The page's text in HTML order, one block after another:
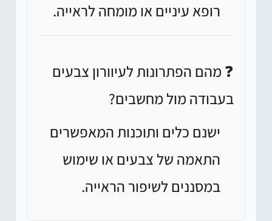
רופא עיניים או מומחה לראייה.
❓ מהם הפתרונות לעיוורון צבעים
בעבודה מול מחשבים?
ישנם כלים ותוכנות המאפשרים
התאמה של צבעים או שימוש
במסננים לשיפור הראייה.